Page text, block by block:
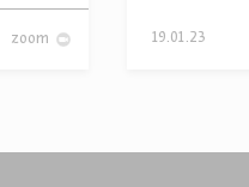
19.01.23
zoom